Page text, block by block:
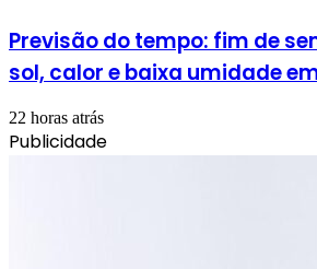
Previsão do tempo: fim de
sol, calor e baixa umidade
22 horas atrás
Publicidade